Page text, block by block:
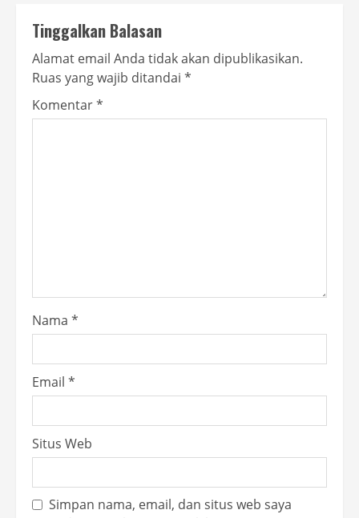
Tinggalkan Balasan
Alamat email Anda tidak akan dipublikasikan.
Ruas yang wajib ditandai *
Komentar*
Nama *
Email *
Situs Web
Simpan nama, email, dan situs web saya